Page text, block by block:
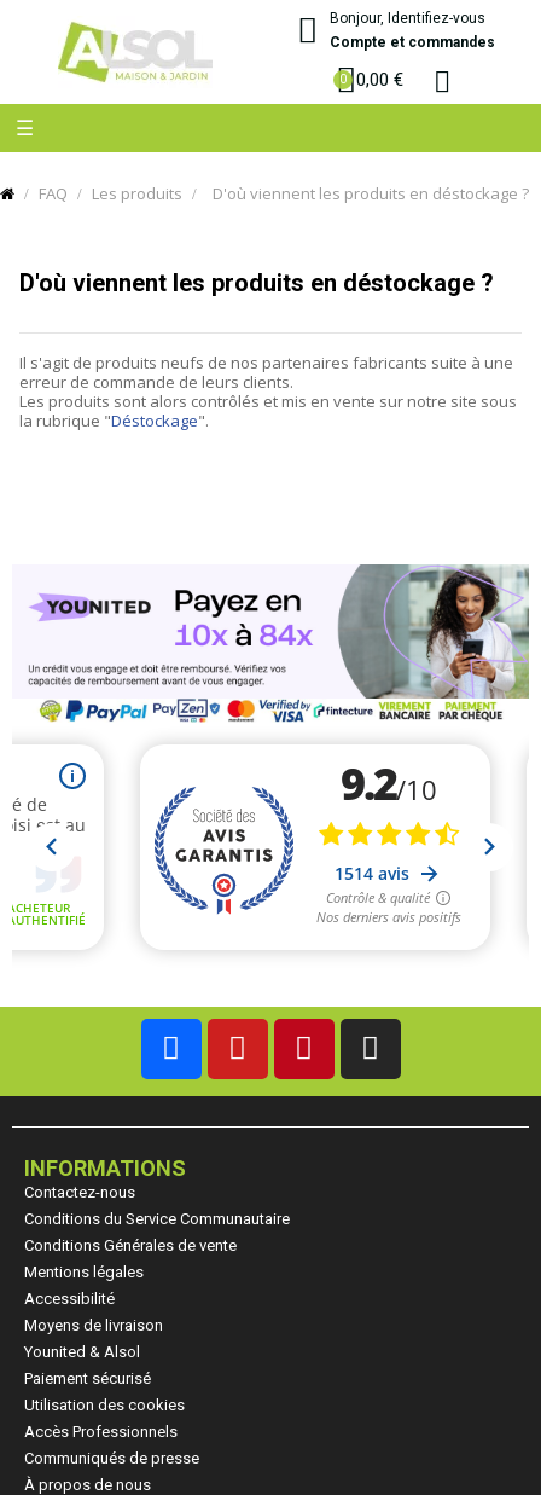
Bonjour, Identifiez-vous
Compte et commandes
0,00 €
Basculer
la
☰
FAQ Les produits D'où viennent les produits en déstockage ?
D'où viennent les produits en déstockage ?
Il s'agit de produits neufs de nos partenaires fabricants suite à une
erreur de commande de leurs clients.
Les produits sont alors contrôlés et mis en vente sur notre site sous
la rubrique "Déstockage".
INFORMATIONS
Contactez-nous
Conditions du Service Communautaire
Conditions Générales de vente
Mentions légales
Accessibilité
Moyens de livraison
Younited & Alsol
Paiement sécurisé
Utilisation des cookies
Accès Professionnels
Communiqués de presse
À propos de nous